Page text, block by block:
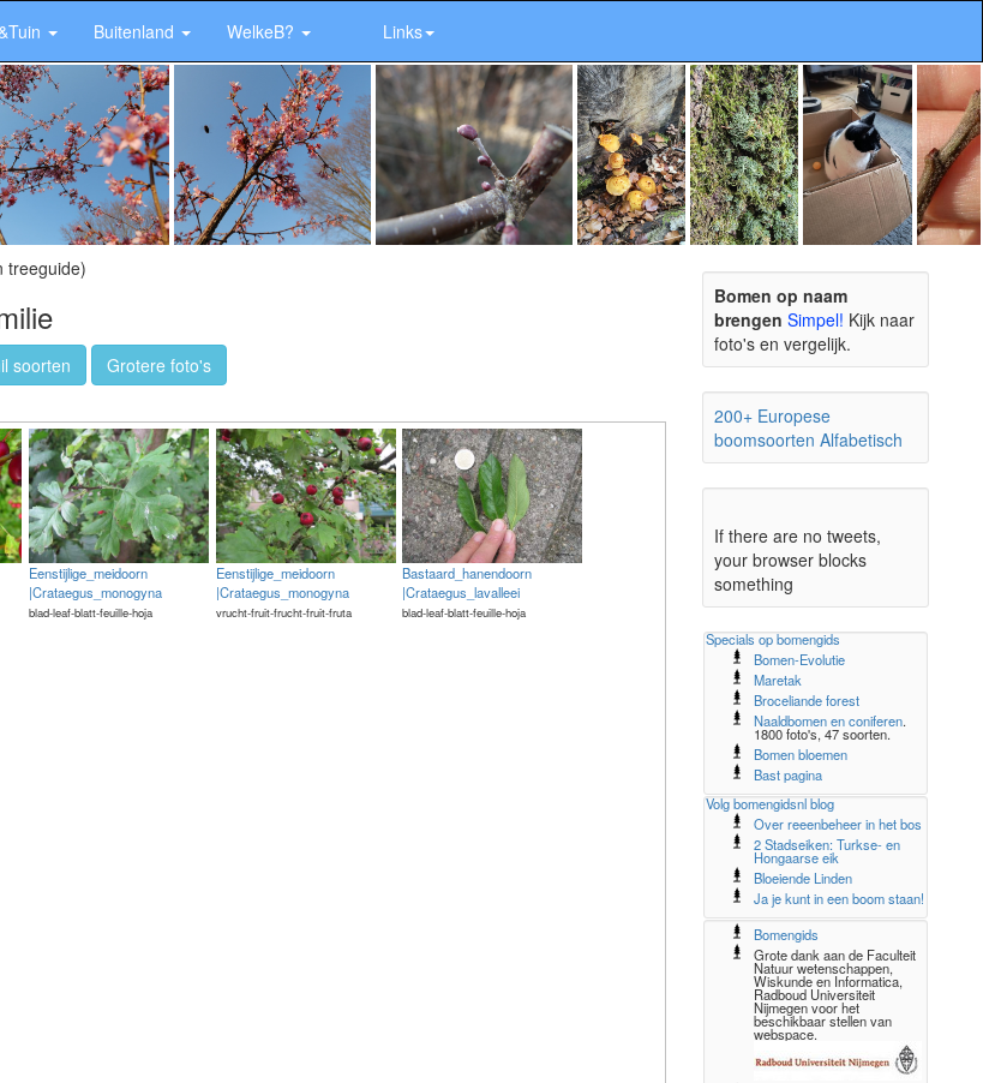
Buitenland WelkeB? Links
treeguide)
soorten
Grotere foto's
Eenstijlige_meidoorn
|Crataegus_monogyna
blad-leaf-blatt-feuille-hoja
Eenstijlige_meidoorn
|Crataegus_monogyna
vrucht-fruit-frucht-fruit-fruta
Bastaard_hanendoorn
|Crataegus_lavalleei
blad-leaf-blatt-feuille-hoja
Bomen op naam
brengen Simpel! Kijk naar
foto's en vergelijk.
200+ Europese
boomsoorten Alfabetisch
If there are no tweets,
your browser blocks
something
Specials op bomengids
Bomen-Evolutie
Maretak
Broceliande forest
Naaldbomen en coniferen.
1800 foto's, 47 soorten.
Bomen bloemen
Bast pagina
Volg bomengidsnl blog
Over reeenbeheer in het bos
2 Stadseiken: Turkse- en
Hongaarse eik
Bloeiende Linden
Ja je kunt in een boom staan!
Bomengids
Grote dank aan de Faculteit
Natuur wetenschappen,
Wiskunde en Informatica,
Radboud Universiteit
Nijmegen voor het
beschikbaar stellen van
webspace.